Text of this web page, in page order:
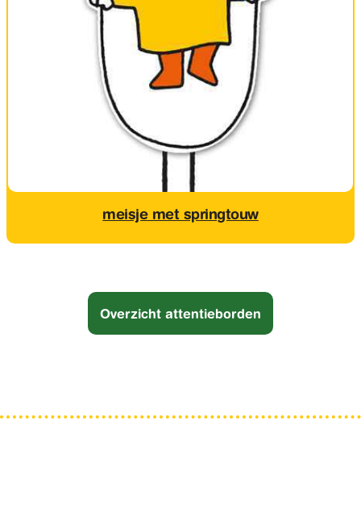
meisje met springtouw
Overzicht attentieborden